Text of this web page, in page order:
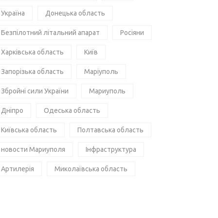
Україна Донецька область
Безпілотний літальний апарат Росіяни
Харківська область Київ
Запорізька область Маріуполь
Збройні сили України Мариуполь
Дніпро Одеська область
Київська область Полтавська область
новости Мариуполя Інфраструктура
Артилерія Миколаївська область